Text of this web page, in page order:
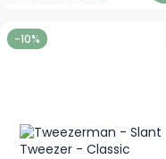
-10%